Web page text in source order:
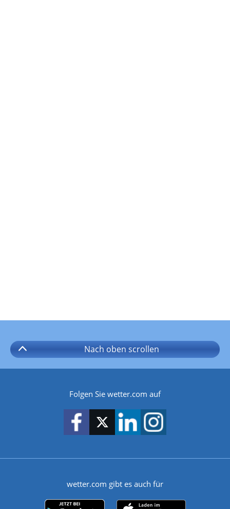
Nach oben scrollen
Folgen Sie wetter.com auf
wetter.com gibt es auch für